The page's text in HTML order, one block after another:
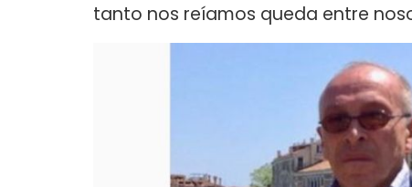
tanto nos reíamos queda entre